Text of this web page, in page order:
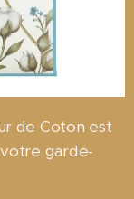
de Coton est
garde-